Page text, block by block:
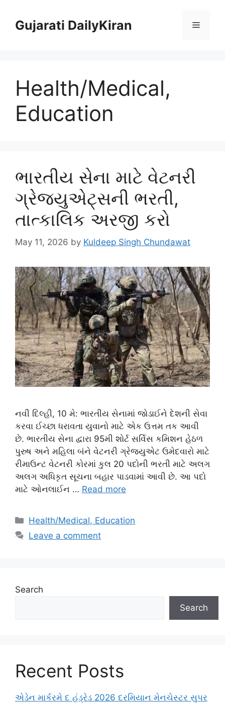
contentGujarati DailyKiran Menu
Health/Medical,
Education
ભારતીય સેના માટે વેટનરી
ગ્રેજ્યુએટ્સની ભરતી,
તાત્કાલિક અરજી કરો
May 11, 2026 by Kuldeep Singh Chundawat
નવી દિલ્હી, 10 મે: ભારતીય સેનામાં જોડાઈને દેશની સેવા
કરવા ઈચ્છા ધરાવતા યુવાનો માટે એક ઉત્તમ તક આવી
છે. ભારતીય સેના દ્વારા 95મી શોર્ટ સર્વિસ કમિશન હેઠળ
પુરુષ અને મહિલા બંને વેટનરી ગ્રેજ્યુએટ ઉમેદવારો માટે
રીમાઉન્ટ વેટનરી કોરમાં કુલ 20 પદોની ભરતી માટે અલગ
અલગ અધિકૃત સૂચના બહાર પાડવામાં આવી છે. આ પદો
માટે ઓનલાઈન … Read more
Categories
Health/Medical, Education
Leave a comment
Search
Search
Recent Posts
એડેન માર્કરમે દ હંડ્રેડ 2026 દરમિયાન મેનચેસ્ટર સુપર